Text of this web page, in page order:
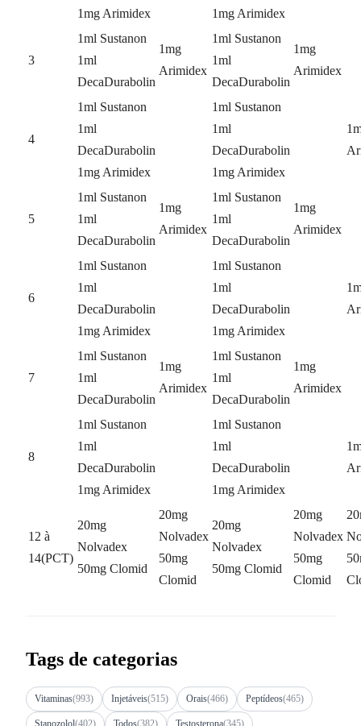
1mg Arimidex
1mg Arimidex
3
1ml Sustanon
1ml
DecaDurabolin
1mg
Arimidex
1ml Sustanon
1ml
DecaDurabolin
1mg
Arimidex
4
1ml Sustanon
1ml
DecaDurabolin
1mg Arimidex
1ml Sustanon
1ml
DecaDurabolin
1mg Arimidex
5
1ml Sustanon
1ml
DecaDurabolin
1mg
Arimidex
1ml Sustanon
1ml
DecaDurabolin
1mg
Arimidex
6
1ml Sustanon
1ml
DecaDurabolin
1mg Arimidex
1ml Sustanon
1ml
DecaDurabolin
1mg Arimidex
7
1ml Sustanon
1ml
DecaDurabolin
1mg
Arimidex
1ml Sustanon
1ml
DecaDurabolin
1mg
Arimidex
8
1ml Sustanon
1ml
DecaDurabolin
1mg Arimidex
1ml Sustanon
1ml
DecaDurabolin
1mg Arimidex
12 à
14(PCT)
20mg
Nolvadex
50mg Clomid
20mg
Nolvadex
50mg
Clomid
20mg
Nolvadex
50mg Clomid
20mg
Nolvadex
50mg
Clomid
Tags de categorias
Vitaminas(993) Injetáveis(515) Orais(466) Peptídeos(465)
Stanozolol(402) Todos(382) Testosterona(345)